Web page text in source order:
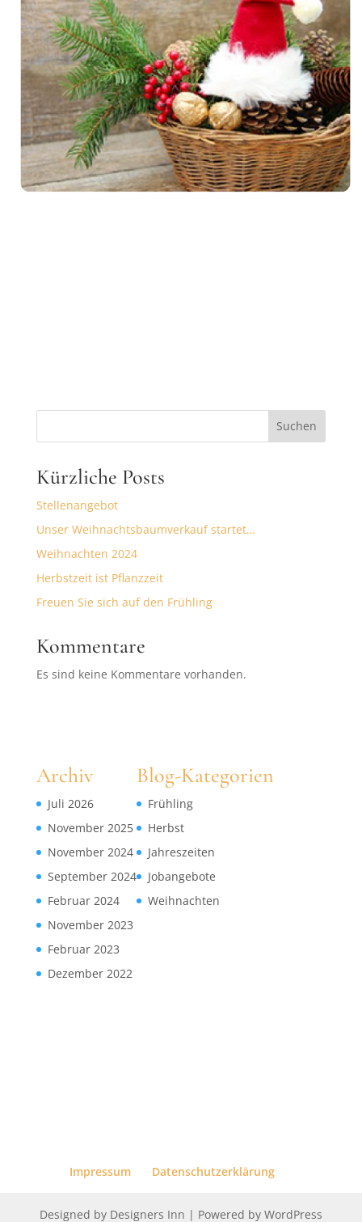
Suchen
Kürzliche Posts
Stellenangebot
Unser Weihnachtsbaumverkauf startet…
Weihnachten 2024
Herbstzeit ist Pflanzzeit
Freuen Sie sich auf den Frühling
Kommentare
Es sind keine Kommentare vorhanden.
Archiv
Juli 2026
November 2025
November 2024
September 2024
Februar 2024
November 2023
Februar 2023
Dezember 2022
Blog-Kategorien
Frühling
Herbst
Jahreszeiten
Jobangebote
Weihnachten
Impressum Datenschutzerklärung
Designed by Designers Inn | Powered by WordPress